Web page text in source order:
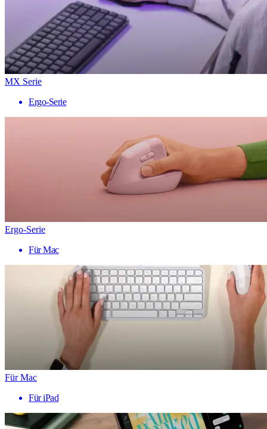
MX Serie
Ergo-Serie
Ergo-Serie
Für Mac
Für Mac
Für iPad